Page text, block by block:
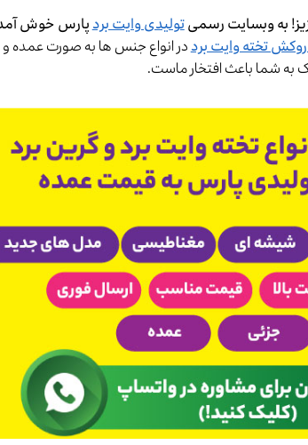
به وبسایت رسمیتولیدی وایت بردپارس خوش
تخته وایت برددر انواع جنس ها به صورت عمده و
به شما باعث افتخار ماست.